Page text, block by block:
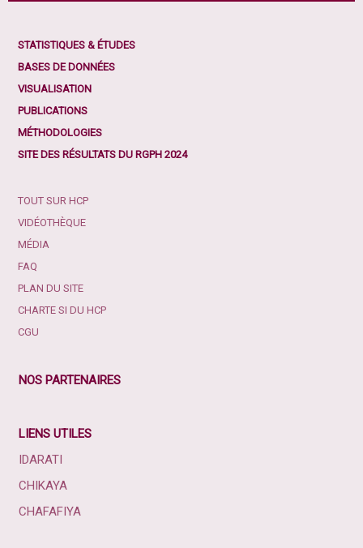
STATISTIQUES & ÉTUDES
BASES DE DONNÉES
VISUALISATION
PUBLICATIONS
MÉTHODOLOGIES
SITE DES RÉSULTATS DU RGPH 2024
TOUT SUR HCP
VIDÉOTHÈQUE
MÉDIA
FAQ
PLAN DU SITE
CHARTE SI DU HCP
CGU
NOS PARTENAIRES
LIENS UTILES
IDARATI
CHIKAYA
CHAFAFIYA